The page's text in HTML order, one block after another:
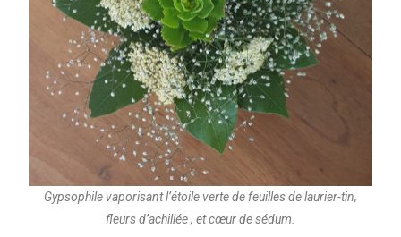
Gypsophile vaporisant l’étoile verte de feuilles de laurier-tin,
fleurs d’achillée , et cœur de sédum.